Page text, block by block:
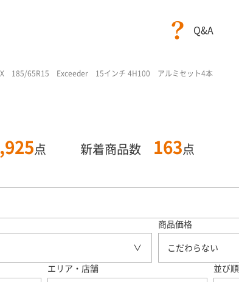
Q&A
185/65R15 Exceeder 15インチ 4H100 アルミセット4本
点 新着商品数 163 点
商品価格
こだわらない
エリア・店舗 並び順